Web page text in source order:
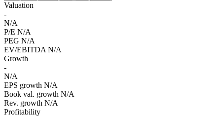
Valuation
-
N/A
P/E N/A
PEG N/A
EV/EBITDA N/A
Growth
-
N/A
EPS growth N/A
Book val. growth N/A
Rev. growth N/A
Profitability